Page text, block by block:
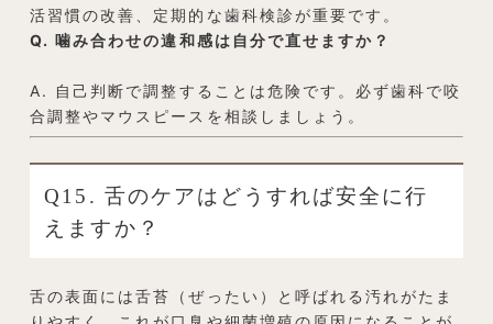
活習慣の改善、定期的な歯科検診が重要です。
Q. 噛み合わせの違和感は自分で直せますか？
A. 自己判断で調整することは危険です。必ず歯科で咬
合調整やマウスピースを相談しましょう。
Q15. 舌のケアはどうすれば安全に行
えますか？
舌の表面には舌苔（ぜったい）と呼ばれる汚れがたま